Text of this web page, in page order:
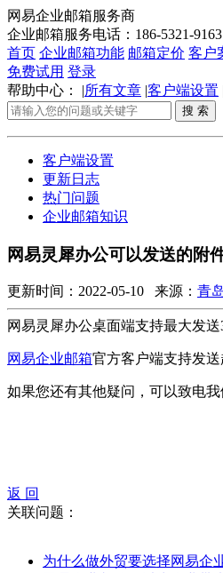
网易企业邮箱服务商
企业邮箱服务电话： 186-5321-9163
首页 企业邮箱功能 邮箱定价 客户
免费试用 登录
帮助中心：
|所有文章 |客户端设置
客户端设置
更新日志
热门问题
企业邮箱知识
网易灵犀办公可以发送的附
更新时间：2022-05-10 来源： 青
网易灵犀办公桌面端支持最大发
网易企业邮箱官方客户端支持发送
如果您还有其他疑问，可以致电
返 回
关联问题：
为什么做外贸要选择网易企